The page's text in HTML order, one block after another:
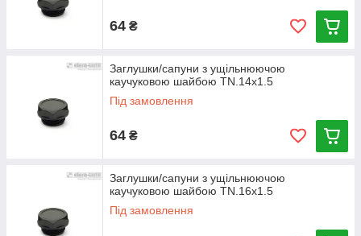
64 ₴
Заглушки/сапуни з ущільнюючою
каучуковою шайбою TN.14x1.5
Під замовлення
64 ₴
Заглушки/сапуни з ущільнюючою
каучуковою шайбою TN.16x1.5
Під замовлення